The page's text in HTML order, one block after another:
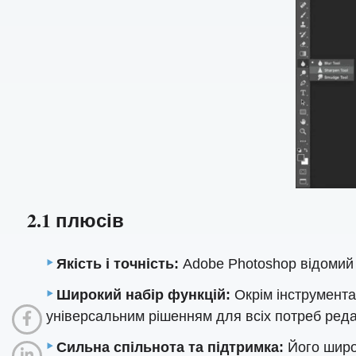
2.1 плюсів
Якість і точність: Adobe Photoshop відомий
Широкий набір функцій: Окрім
універсальним рішенням для всіх потреб
Сильна спільнота та підтримка: Його